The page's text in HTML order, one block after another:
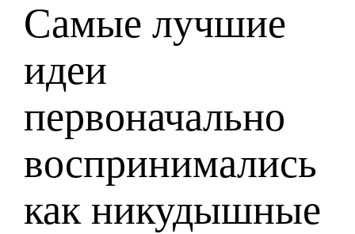
Самые лучшие
идеи
первоначально
воспринимались
как никудышные